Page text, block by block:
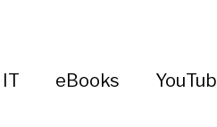
IT eBooks